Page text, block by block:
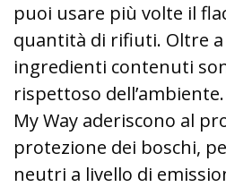
puoi usare più volte il
quantità di rifiuti. Oltre
ingredienti contenuti
rispettoso
My Way aderiscono al
protezione dei boschi,
neutri a livello di